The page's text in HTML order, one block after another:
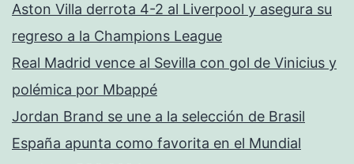
Aston Villa derrota 4-2 al Liverpool y asegura su
regreso a la Champions League
Real Madrid vence al Sevilla con gol de Vinicius y
polémica por Mbappé
Jordan Brand se une a la selección de Brasil
España apunta como favorita en el Mundial